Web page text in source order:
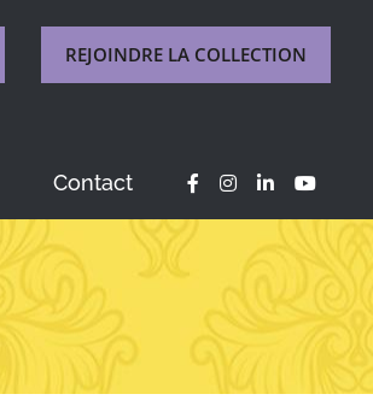
REJOINDRE LA COLLECTION
Contact